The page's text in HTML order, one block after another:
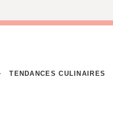
TENDANCES CULINAIRES